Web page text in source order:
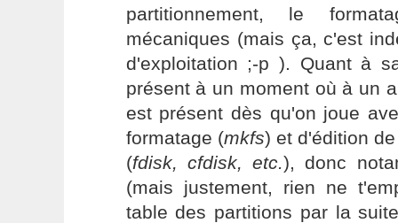
partitionnement, le
mécaniques (mais ça, c'est
d'exploitation ;-p ). Quant à
présent à un moment où à un
est présent dès qu'on joue
formatage (mkfs) et d'édition
(fdisk, cfdisk, etc.), donc
(mais justement, rien ne
table des partitions par la